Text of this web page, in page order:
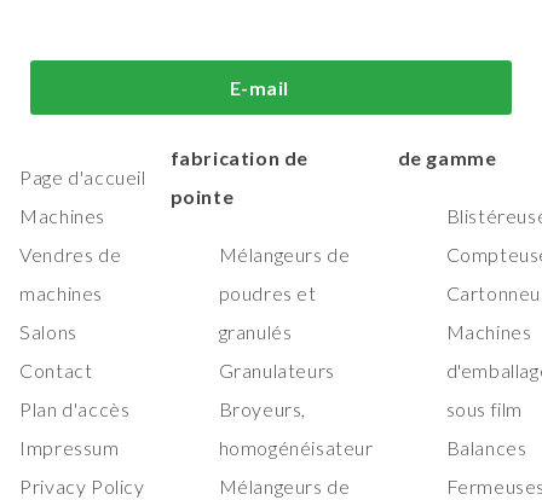
E-mail
Page d'accueil
Machines
Vendres de
machines
Salons
Contact
Plan d'accès
Impressum
Privacy Policy
Machines de
traitement et de
fabrication de
pointe
Mélangeurs de
poudres et
granulés
Granulateurs
Broyeurs,
homogénéisateur
Mélangeurs de
d'emballage
de gamme
Machines
sous film
Balances